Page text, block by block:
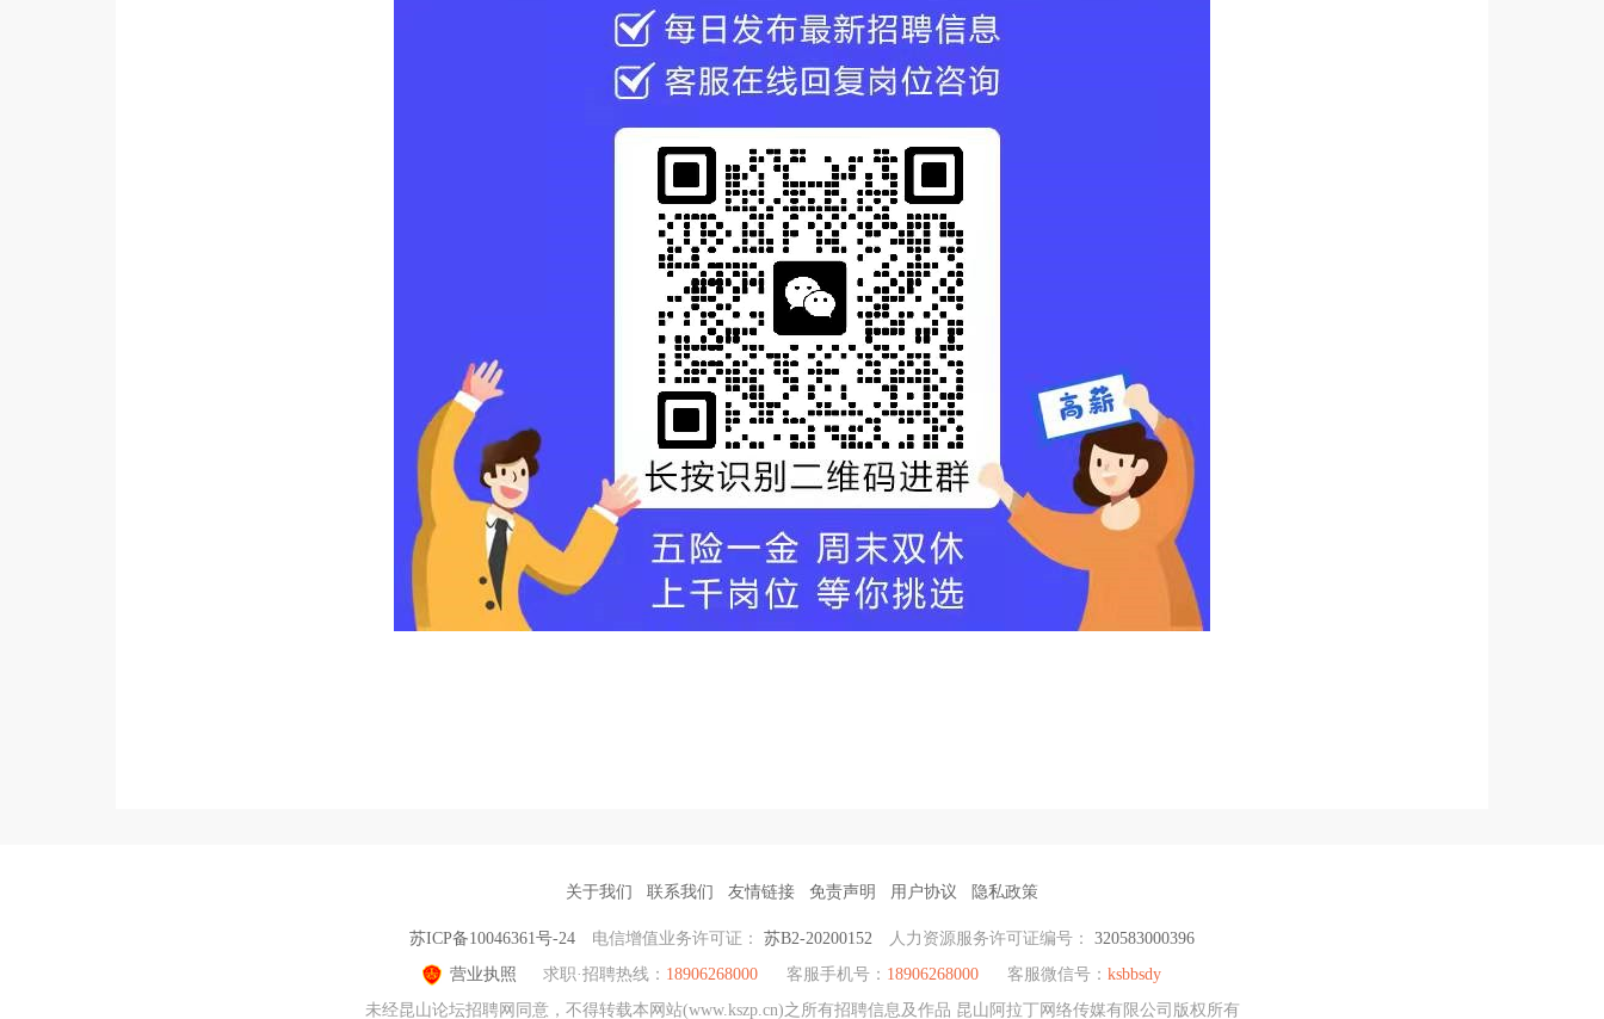
关于我们 联系我们 友情链接 免责声明 用户协议 隐私政策
苏ICP备10046361号-24 电信增值业务许可证： 苏B2-20200152 人力资源服务许可证编号： 320583000396
营业执照
求职·招聘热线： 18906268000 客服手机号： 18906268000 客服微信号： ksbbsdy
未经昆山论坛招聘网同意，不得转载本网站(www.kszp.cn)之所有招聘信息及作品 昆山阿拉丁网络传媒有限公司版权所有